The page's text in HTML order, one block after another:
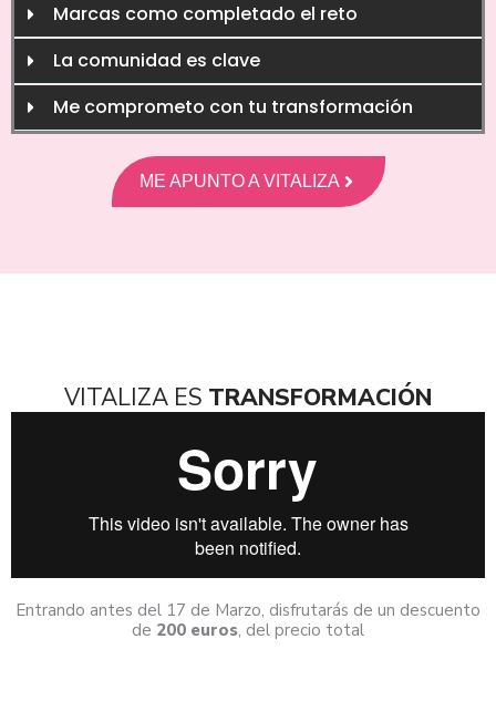
Marcas como completado el reto
La comunidad es clave
Me comprometo con tu transformación
ME APUNTO A VITALIZA
VITALIZA ES TRANSFORMACIÓN
Entrando antes del 17 de Marzo, disfrutarás de un descuento
de 200 euros, del precio total